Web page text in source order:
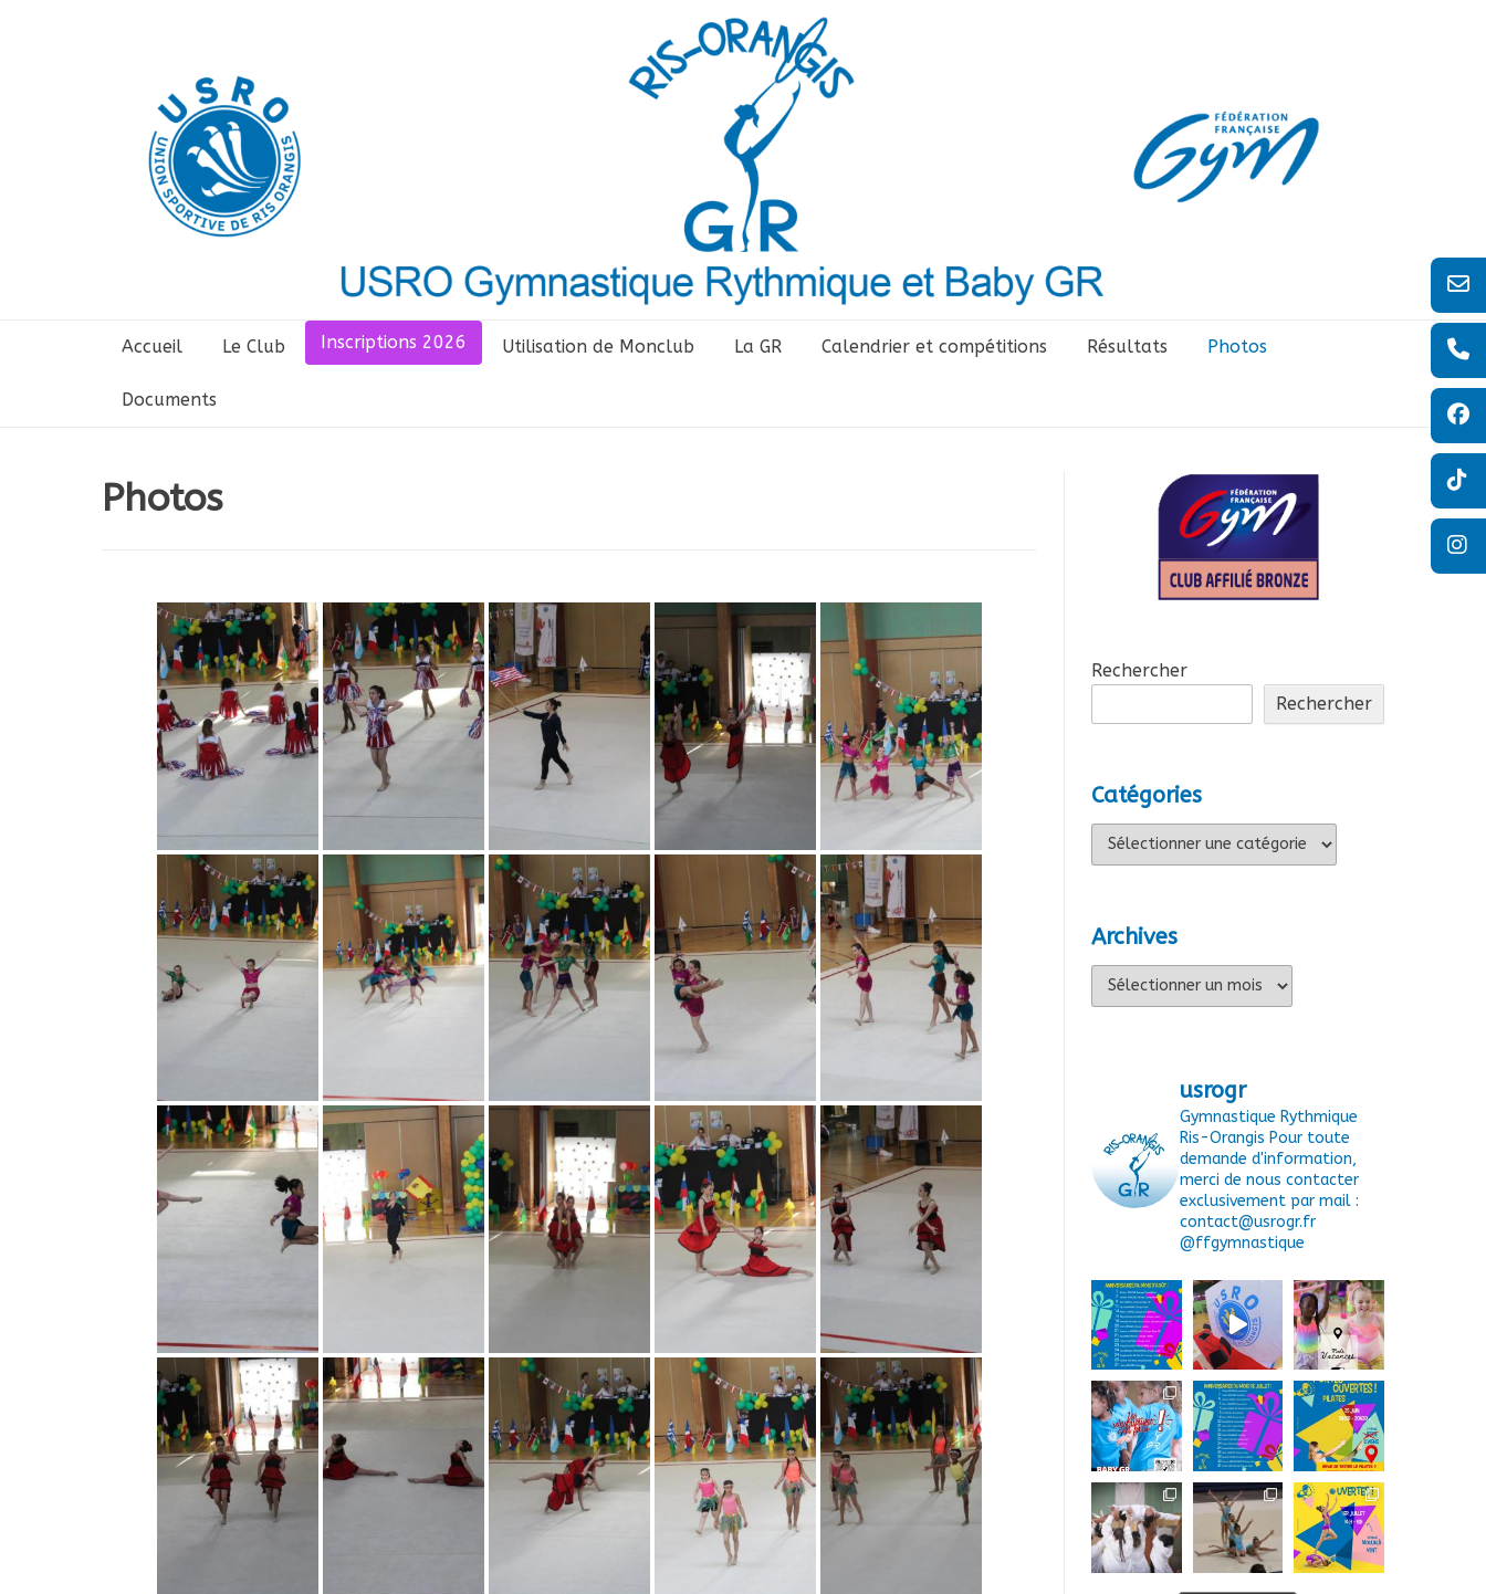
Accueil Le Club Inscriptions 2026 Utilisation de Monclub La GR Calendrier et compétitions Résultats Photos
Documents
Photos
Rechercher
Rechercher
Catégories
Catégories
Archives
Archives
usrogr
Gymnastique Rythmique
Ris-Orangis Pour toute
demande d'information,
merci de nous contacter
exclusivement par mail :
contact@usrogr.fr
@ffgymnastique